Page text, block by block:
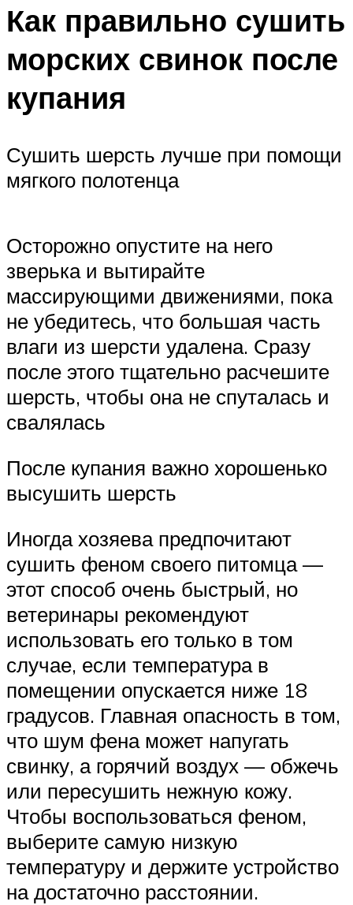
Как правильно сушить
морских свинок после
купания
Сушить шерсть лучше при помощи
мягкого полотенца
Осторожно опустите на него
зверька и вытирайте
массирующими движениями, пока
не убедитесь, что большая часть
влаги из шерсти удалена. Сразу
после этого тщательно расчешите
шерсть, чтобы она не спуталась и
свалялась
После купания важно хорошенько
высушить шерсть
Иногда хозяева предпочитают
сушить феном своего питомца —
этот способ очень быстрый, но
ветеринары рекомендуют
использовать его только в том
случае, если температура в
помещении опускается ниже 18
градусов. Главная опасность в том,
что шум фена может напугать
свинку, а горячий воздух — обжечь
или пересушить нежную кожу.
Чтобы воспользоваться феном,
выберите самую низкую
температуру и держите устройство
на достаточно расстоянии.